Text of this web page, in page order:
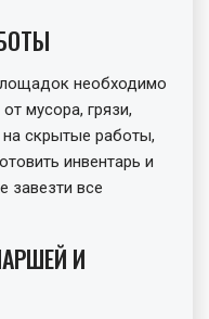
необходимо
мусора, грязи,
скрытые работы,
инвентарь и
завезти все
И